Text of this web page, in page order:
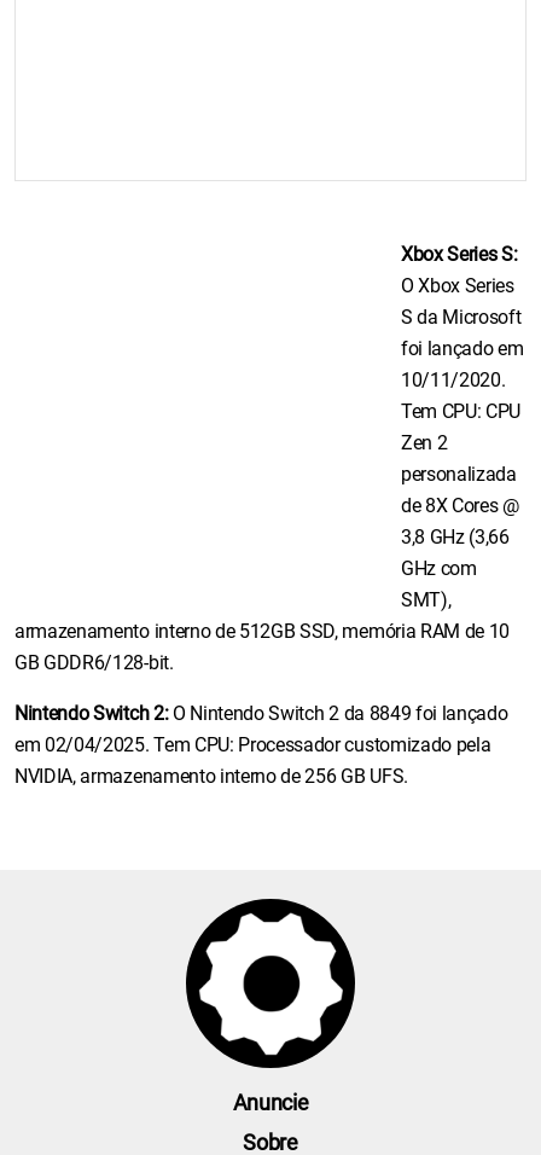
Xbox Series S:
O Xbox Series
S da Microsoft
foi lançado em
10/11/2020.
Tem CPU: CPU
Zen 2
personalizada
de 8X Cores @
3,8 GHz (3,66
GHz com
SMT),
armazenamento interno de 512GB SSD, memória RAM de 10
GB GDDR6/128-bit.
Nintendo Switch 2:O Nintendo Switch 2 da 8849 foi lançado
em 02/04/2025. Tem CPU: Processador customizado pela
NVIDIA, armazenamento interno de 256 GB UFS.
Anuncie
Sobre